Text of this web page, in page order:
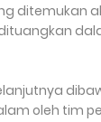
ditemukan
oleh tim